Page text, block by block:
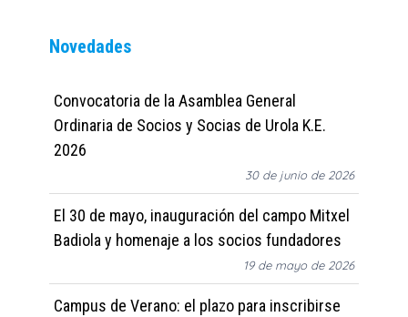
Novedades
Convocatoria de la Asamblea General
Ordinaria de Socios y Socias de Urola K.E.
2026
30 de junio de 2026
El 30 de mayo, inauguración del campo Mitxel
Badiola y homenaje a los socios fundadores
19 de mayo de 2026
Campus de Verano: el plazo para inscribirse